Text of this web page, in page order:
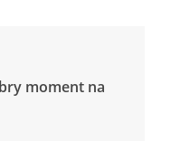
moment na